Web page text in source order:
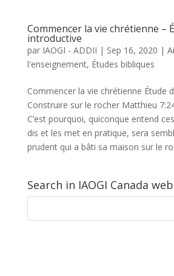
Commencer la vie chrétienne –
introductive
par IAOGI - ADDII | Sep 16, 2020 |
l'enseignement, Études bibliques
Commencer la vie chrétienne Étude
Construire sur le rocher Matthieu
C’est pourquoi, quiconque entend
dis et les met en pratique, sera
prudent qui a bâti sa maison sur le
Search in IAOGI Canada